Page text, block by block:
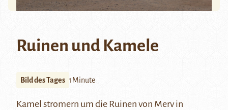
Ruinen und Kamele
Bild des Tages 1Minute
Kamel stromern um die Ruinen von Mervin